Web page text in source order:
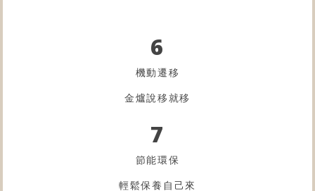
6
機動遷移
金爐說移就移
7
節能環保
輕鬆保養自己來